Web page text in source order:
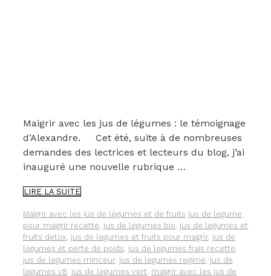
Maigrir avec les jus de légumes : le témoignage
d’Alexandre. Cet été, suite à de nombreuses
demandes des lectrices et lecteurs du blog, j’ai
inauguré une nouvelle rubrique …
LIRE LA SUITEMAIGRIR
LES
JUS
DE
LÉGUMES
OU
COMMENT
Catégories
Maigrir avec les jus de légumes et de fruits Étiquettes
jus de legume
pour maigrir recette jus de légumes bio jus de legumes et
fruits detox jus de legumes et fruits pour maigrir, jus de
legumes et perte de poids jus de legumes frais recette
jus de legumes minceur, jus de legumes regime jus de
legumes v8 jus de legumes vert maigrir avec les jus de